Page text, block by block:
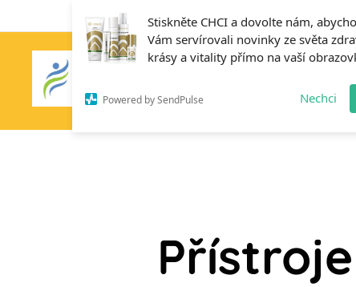
Stiskněte CHCI a dovolte nám,
Vám servírovali novinky ze světa
krásy a vitality přímo na vaší
Powered by SendPulse Nechci